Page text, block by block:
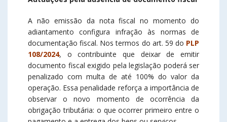
A não emissão da nota fiscal no momento do
adiantamento configura infração às normas de
documentação fiscal. Nos termos do art. 59 do PLP
108/2024, o contribuinte que deixar de emitir
documento fiscal exigido pela legislação poderá ser
penalizado com multa de até 100% do valor da
operação. Essa penalidade reforça a importância de
observar o novo momento de ocorrência da
obrigação tributária: o que ocorrer primeiro entre o